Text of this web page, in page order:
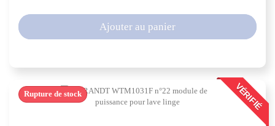
Ajouter au panier
VÉRIFIÉ
Rupture de stock